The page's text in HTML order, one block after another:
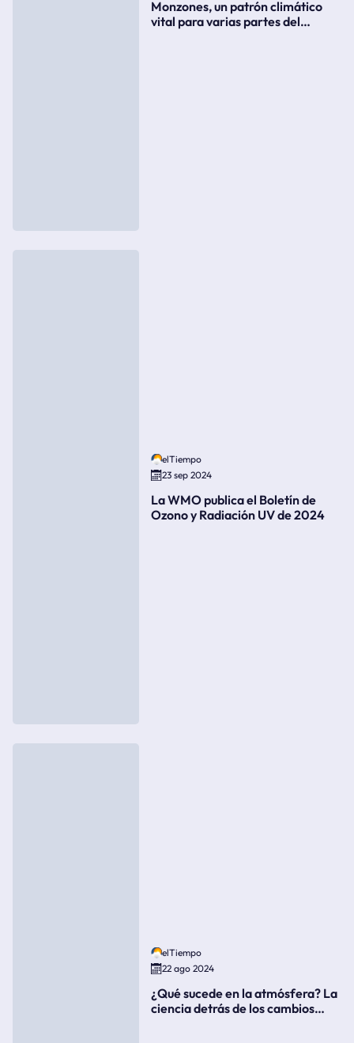
Monzones, un patrón climático
vital para varias partes del
elTiempo
23 sep 2024
La WMO publica el Boletín de
Ozono y Radiación UV de 2024
elTiempo
22 ago 2024
¿Qué sucede en la atmósfera? La
ciencia detrás de los cambios